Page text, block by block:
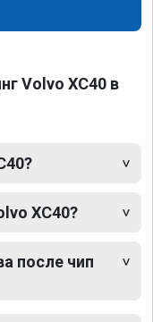
Volvo XC40 в
XC40?
после чип